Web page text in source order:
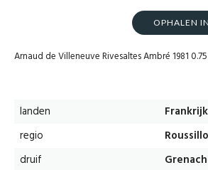
OPHALEN
Arnaud de Villeneuve Rivesaltes Ambré 1981
landen
Frankrijk
regio
druif